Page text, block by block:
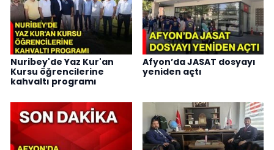
Nuribey'de Yaz Kur'an
Kursu öğrencilerine
kahvaltı programı
Afyon’da JASAT dosyayı
yeniden açtı